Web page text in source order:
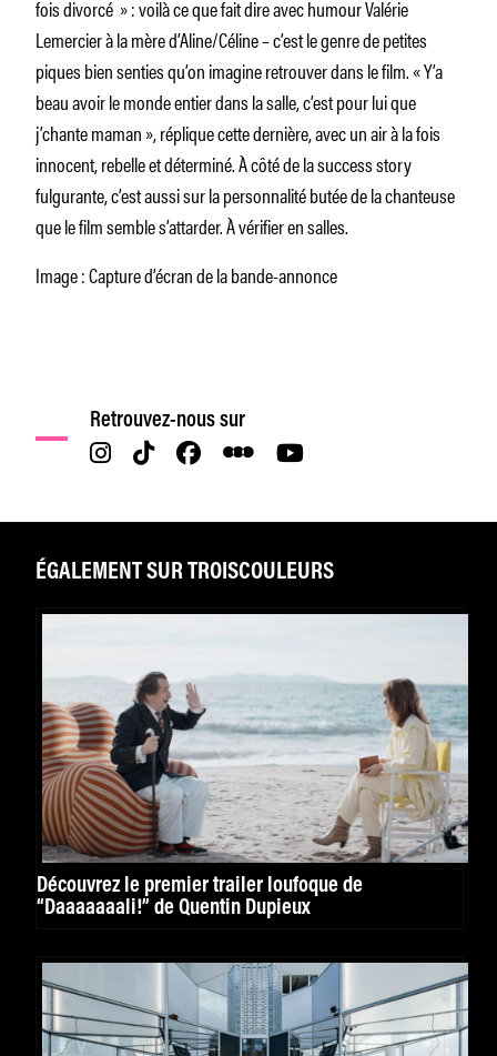
fois divorcé » : voilà ce que fait dire avec humour Valérie
Lemercier à la mère d’Aline/Céline – c’est le genre de petites
piques bien senties qu’on imagine retrouver dans le film. «Y’a
beau avoir le monde entier dans la salle, c’est pour lui que
j’chante maman», réplique cette dernière, avec un air à la fois
innocent, rebelle et déterminé. À côté de la success story
fulgurante, c’est aussi sur la personnalité butée de la chanteuse
que le film semble s’attarder. À vérifier en salles.
Image : Capture d’écran de la bande-annonce
Retrouvez-nous sur
ÉGALEMENT SUR TROISCOULEURS
Découvrez le premier trailer loufoque de
“Daaaaaaali!” de Quentin Dupieux